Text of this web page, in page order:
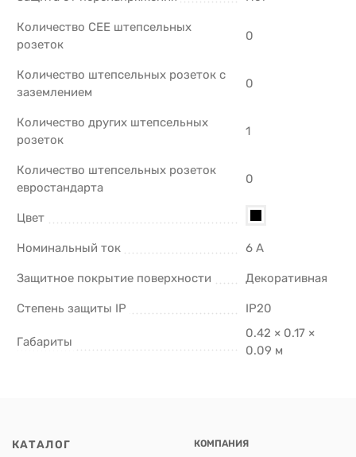
Количество CEE штепсельных
розеток
0
Количество штепсельных розеток с
заземлением
0
Количество других штепсельных
розеток
1
Количество штепсельных розеток
евростандарта
0
Цвет
Номинальный ток 6 А
Защитное покрытие поверхности Декоративная
Степень защиты IP IP20
Габариты
0.42 × 0.17 ×
0.09 м
КАТАЛОГ КОМПАНИЯ